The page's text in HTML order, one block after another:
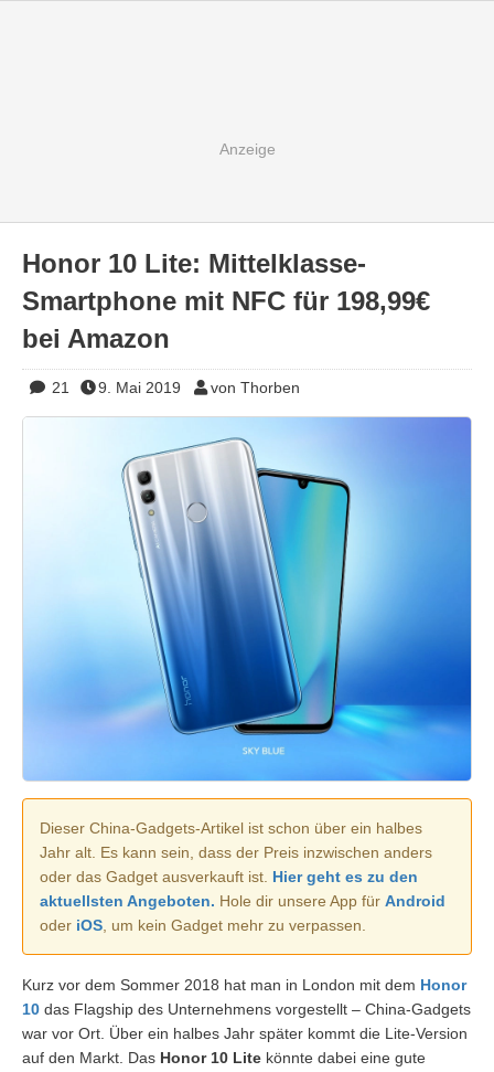
Honor 10 Lite: Mittelklasse-
Smartphone mit NFC für 198,99€
bei Amazon
21 9. Mai 2019 von Thorben
Dieser China-Gadgets-Artikel ist schon über ein halbes
Jahr alt. Es kann sein, dass der Preis inzwischen anders
oder das Gadget ausverkauft ist. Hier geht es zu den
aktuellsten Angeboten. Hole dir unsere App für Android
oder iOS, um kein Gadget mehr zu verpassen.
Kurz vor dem Sommer 2018 hat man in London mit dem Honor
10 das Flagship des Unternehmens vorgestellt – China-Gadgets
war vor Ort. Über ein halbes Jahr später kommt die Lite-Version
auf den Markt. Das Honor 10 Lite könnte dabei eine gute